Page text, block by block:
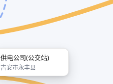
供电公司(公交站)
吉安市永丰县